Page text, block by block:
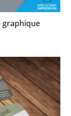
graphique